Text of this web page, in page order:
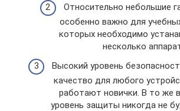
Относительно небольшие
особенно важно для
которых необходимо
несколько
Высокий уровень
качество для любого
работают новички. В то же
уровень защиты никогда не